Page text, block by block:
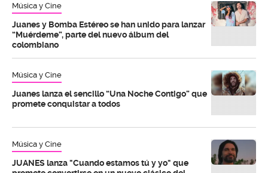
Música y Cine
Juanes y Bomba Estéreo se han unido para lanzar
“Muérdeme”, parte del nuevo álbum del
colombiano
Música y Cine
Juanes lanza el sencillo “Una Noche Contigo” que
promete conquistar a todos
Música y Cine
JUANES lanza "Cuando estamos tú y yo" que